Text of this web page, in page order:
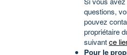
questions,
pouvez
propriétaire
suivantce
Pour le